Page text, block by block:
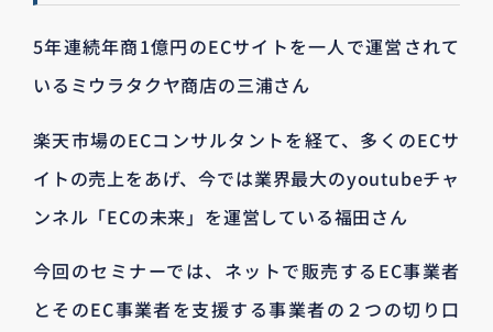
5年連続年商1億円のECサイトを一人で運営されて
いるミウラタクヤ商店の三浦さん
楽天市場のECコンサルタントを経て、多くのECサ
イトの売上をあげ、今では業界最大のyoutubeチャ
ンネル「ECの未来」を運営している福田さん
今回のセミナーでは、ネットで販売するEC事業者
とそのEC事業者を支援する事業者の２つの切り口